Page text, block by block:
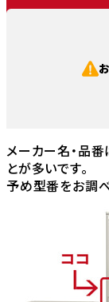
メーカー名・品
とが多いです。
予め型番をお調